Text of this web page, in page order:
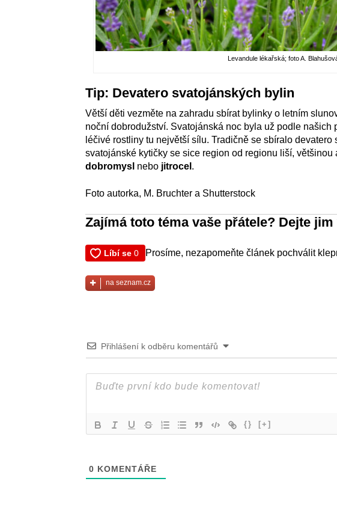
Levandule lékařská; foto A.
Tip: Devatero svatojánských bylin
Větší děti vezměte na zahradu sbírat bylinky o letním
noční dobrodužství. Svatojánská noc byla už podle našich
léčivé rostliny tu největší sílu. Tradičně se sbíralo
svatojánské kytičky se sice region od regionu liší, většinou
dobromysl nebo jitrocel .
Foto autorka, M. Bruchter a Shutterstock
Zajímá toto téma vaše přátele? Dejte jim
Prosíme, nezapomeňte článek pochválit
na seznam.cz
Přihlášení k odběru komentářů
{} [+]
0 KOMENTÁŘE